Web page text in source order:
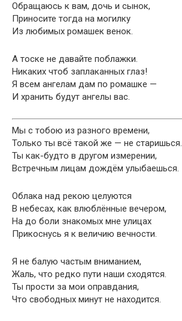
Обращаюсь к вам, дочь и сынок,
Приносите тогда на могилку
Из любимых ромашек венок.
А тоске не давайте поблажки.
Никаких чтоб заплаканных глаз!
Я всем ангелам дам по ромашке —
И хранить будут ангелы вас.
Мы с тобою из разного времени,
Только ты всё такой же — не старишься.
Ты как-будто в другом измерении,
Встречным лицам дождём улыбаешься.
Облака над рекою целуются
В небесах, как влюблённые вечером,
На до боли знакомых мне улицах
Прикоснусь я к величию вечности.
Я не балую частым вниманием,
Жаль, что редко пути наши сходятся.
Ты прости за мои оправдания,
Что свободных минут не находится.